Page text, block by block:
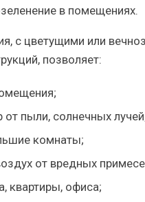
в помещениях.
с цветущими или
позволяет:
пыли, солнечных
комнаты;
от вредных
квартиры, офиса;